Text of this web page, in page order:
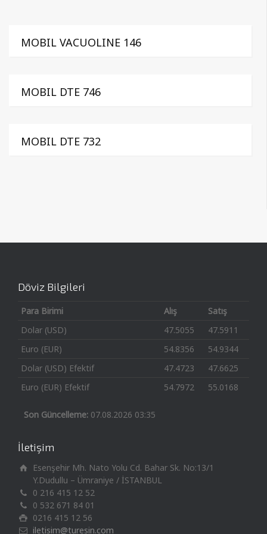
MOBIL VACUOLINE 146
MOBIL DTE 746
MOBIL DTE 732
Döviz Bilgileri
Para Birimi Alış
Satış
Dolar (USD)
47.5055
47.5911
Euro (EUR)
54.8356
54.9344
Dolar (USD) Efektif
47.4723
47.6625
Euro (EUR) Efektif
54.7972 55.0168
Son Güncelleme: 07.08.2026 03:35
İletişim
Esenşehir Mh. Nato Yolu Cd. Bahar Sk. No:13/1
Y.Dudullu – Ümraniye / İSTANBUL
0 216 415 12 52
0 532 671 84 01
0216 415 12 56
iletisim@turesin.com